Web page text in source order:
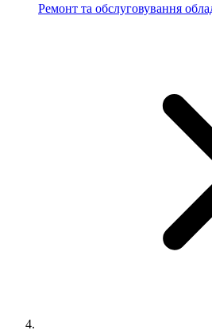
Ремонт та обслуговування